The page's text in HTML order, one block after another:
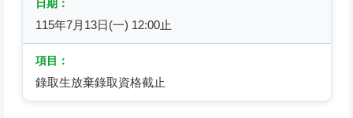
115年7月13日(一) 12:00止
錄取生放棄錄取資格截止